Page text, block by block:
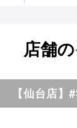
店舗
【仙台店】